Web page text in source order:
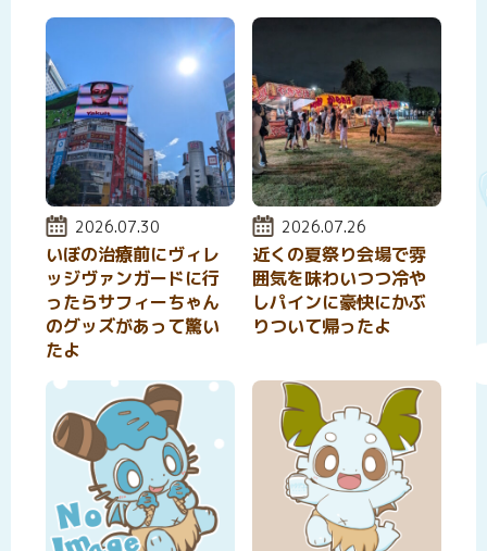
投稿日:
2026.07.30
いぼの治療前にヴィレ
ッジヴァンガードに行
ったらサフィーちゃん
のグッズがあって驚い
たよ
投稿日:
2026.07.26
近くの夏祭り会場で雰
囲気を味わいつつ冷や
しパインに豪快にかぶ
りついて帰ったよ